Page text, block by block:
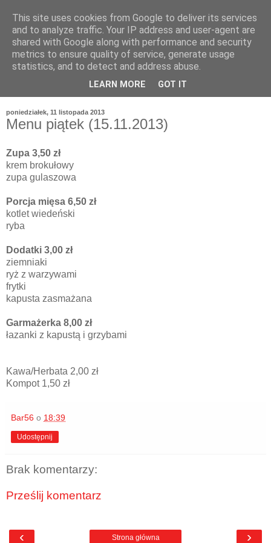
poniedziałek, 11 listopada 2013
Menu piątek (15.11.2013)
Zupa 3,50 zł
krem brokułowy
zupa gulaszowa
Porcja mięsa 6,50 zł
kotlet wiedeński
ryba
Dodatki 3,00 zł
ziemniaki
ryż z warzywami
frytki
kapusta zasmażana
Garmażerka 8,00 zł
łazanki z kapustą i grzybami
Kawa/Herbata 2,00 zł
Kompot 1,50 zł
Bar56 o 18:39
Udostępnij
Brak komentarzy:
Prześlij komentarz
‹ ›
Strona główna
This site uses cookies from Google to deliver its services
and to analyze traffic. Your IP address and user-agent are
shared with Google along with performance and security
metrics to ensure quality of service, generate usage
statistics, and to detect and address abuse.
LEARN MORE GOT IT